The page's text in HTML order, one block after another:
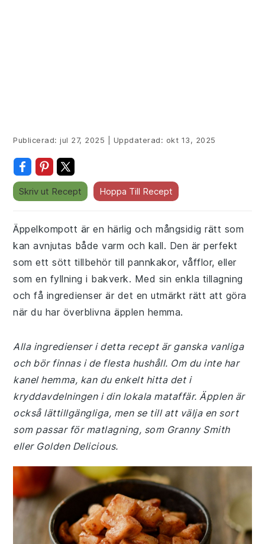
Publicerad:jul 27, 2025 Uppdaterad: okt 13, 2025
Skriv ut Recept Hoppa Till Recept
Äppelkompott är en härlig och mångsidig rätt som
kan avnjutas både varm och kall. Den är perfekt
som ett sött tillbehör till pannkakor, våfflor, eller
som en fyllning i bakverk. Med sin enkla tillagning
och få ingredienser är det en utmärkt rätt att göra
när du har överblivna äpplen hemma.
Alla ingredienser i detta recept är ganska vanliga
och bör finnas i de flesta hushåll. Om du inte har
kanel hemma, kan du enkelt hitta det i
kryddavdelningen i din lokala mataffär. Äpplen är
också lättillgängliga, men se till att välja en sort
som passar för matlagning, som Granny Smith
eller Golden Delicious.